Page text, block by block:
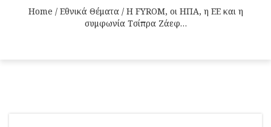
Home / Εθνικά Θέματα / Η FYROM, οι ΗΠΑ, η ΕΕ και η
συμφωνία Τσίπρα Ζάεφ…